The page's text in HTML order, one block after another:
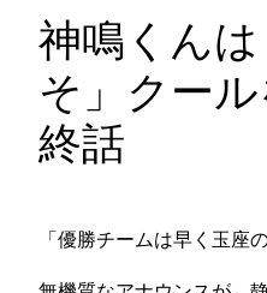
神鳴くん
そ」クー
終話
「優勝チームは早く玉座